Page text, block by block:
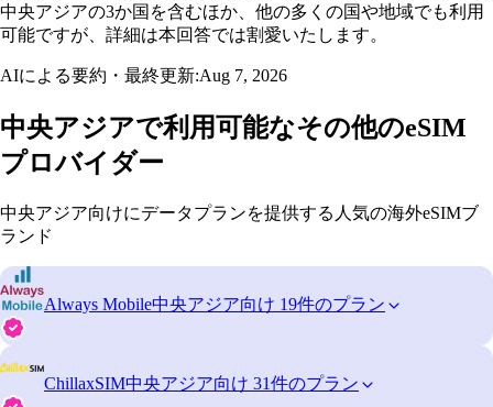
中央アジアの3か国を含むほか、他の多くの国や地域でも利用
可能ですが、詳細は本回答では割愛いたします。
AIによる要約・最終更新:Aug 7, 2026
中央アジアで利用可能なその他のeSIM
プロバイダー
中央アジア向けにデータプランを提供する人気の海外eSIMブ
ランド
Always Mobile中央アジア向け 19件のプラン
ChillaxSIM中央アジア向け 31件のプラン